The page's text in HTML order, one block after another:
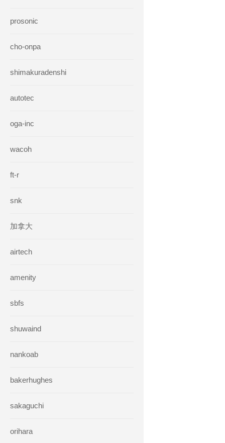
prosonic
cho-onpa
shimakuradenshi
autotec
oga-inc
wacoh
ft-r
snk
加拿大
airtech
amenity
sbfs
shuwaind
nankoab
bakerhughes
sakaguchi
orihara